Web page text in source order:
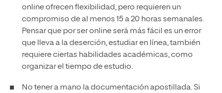
online ofrecen flexibilidad, pero requieren un
compromiso de al menos 15 a 20 horas semanales.
Pensar que por ser online será más fácil es un error
que lleva a la deserción, estudiar en línea, también
requiere ciertas habilidades académicas, como
organizar el tiempo de estudio.
No tener a mano la documentación apostillada. Si